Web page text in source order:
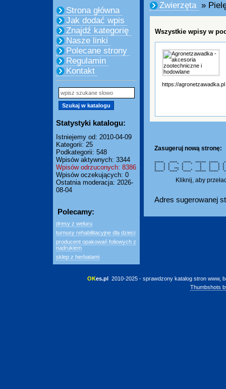
Strona główna
Jak dodać wpis
Znajdź kategorię
Nasze linki
Polecane strony
Regulamin
Kontakt
Statystyki katalogu:
Istniejemy od: 2010-04-09
Kategorii: 25
Podkategorii: 548
Wpisów aktywnych: 3344
Wpisów odrzuconych: 8386
Wpisów oczekujących: 0
Ostatnia moderacja: 2026-
08-04
Polecamy:
dresy z weluru
turnusy rehabilitacyjne dla dzieci
producent opakowań foliowych z
nadrukiem
sklep z herbatami
Zwierzęta »
Wszystkie wpisy w
https://agronetzawadka.pl
Zasugeruj nową stronę:
****** ***** ***** *******
* * * * * * * * * *
* * * * * * * *
* * * * * * *
* * * *** * * * *
* * * * * * * * * *
****** ***** ***** *******
Kliknij, aby
Adres sugerowanej
OKes.pl 2010-2025 - sprawdzony katalog stron www,
Thumbshots